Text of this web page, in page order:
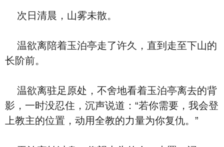
次日清晨，山雾未散。
温欲离陪着玉泊亭走了许久，直到走至下山的
长阶前。
温欲离驻足原处，不舍地看着玉泊亭离去的背
影，一时没忍住，沉声说道：“若你需要，我会登
上教主的位置，动用全教的力量为你复仇。”